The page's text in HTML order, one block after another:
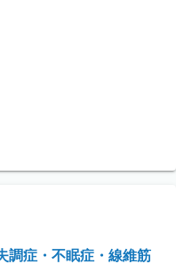
調症・不眠症・線維筋